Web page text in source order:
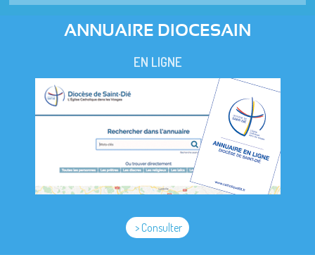
ANNUAIRE DIOCESAIN
EN LIGNE
> Consulter